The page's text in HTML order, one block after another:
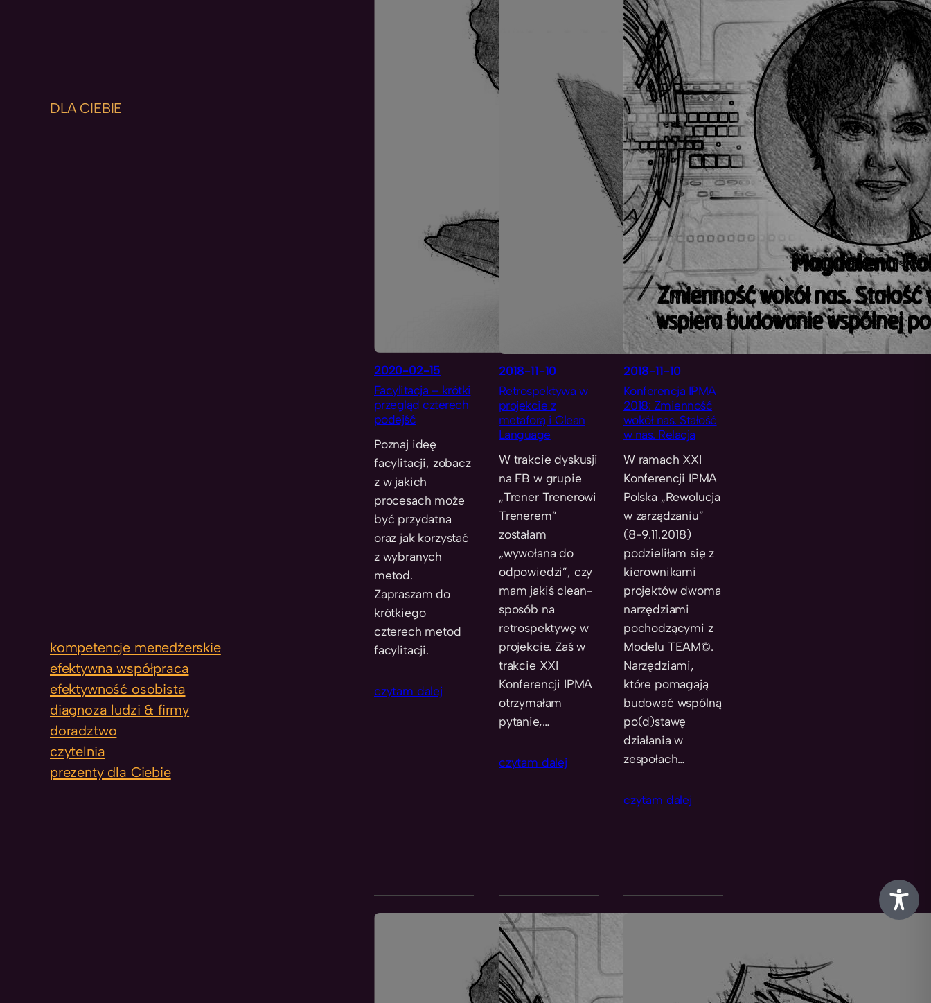
DLA CIEBIE
kompetencje menedżerskie
efektywna współpraca
efektywność osobista
diagnoza ludzi & firmy
doradztwo
czytelnia
prezenty dla Ciebie
2020-02-15
Facylitacja – krótki
przegląd czterech
podejść
Poznaj ideę
facylitacji, zobacz
z w jakich
procesach może
być przydatna
oraz jak korzystać
z wybranych
metod.
Zapraszam do
krótkiego
czterech metod
facylitacji.
czytam dalej
2018-11-10
Retrospektywa w
projekcie z
metaforą i Clean
Language
W trakcie dyskusji
na FB w grupie
„Trener Trenerowi
Trenerem”
zostałam
„wywołana do
odpowiedzi”, czy
mam jakiś clean-
sposób na
retrospektywę w
projekcie. Zaś w
trakcie XXI
Konferencji IPMA
otrzymałam
pytanie,…
czytam dalej
2018-11-10
Konferencja IPMA
2018: Zmienność
wokół nas. Stałość
w nas. Relacja
W ramach XXI
Konferencji IPMA
Polska „Rewolucja
w zarządzaniu”
(8-9.11.2018)
podzieliłam się z
kierownikami
projektów dwoma
narzędziami
pochodzącymi z
Modelu TEAM©.
Narzędziami,
które pomagają
budować wspólną
po(d)stawę
działania w
zespołach…
czytam dalej